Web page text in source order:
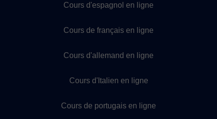
Cours d'espagnol en ligne
Cours de français en ligne
Cours d'allemand en ligne
Cours d'Italien en ligne
Cours de portugais en ligne